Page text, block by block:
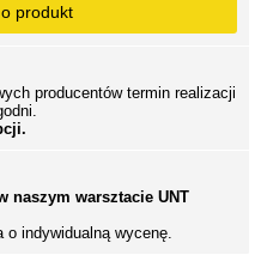
produkt
producentów termin realizacji
naszym warsztacie UNT
o indywidualną wycenę.